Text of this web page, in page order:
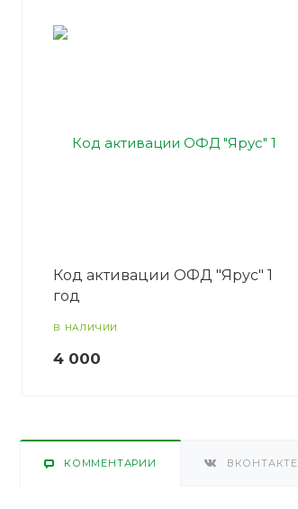
Код активации ОФД "Ярус" 1
год
В НАЛИЧИИ
4 000
КОММЕНТАРИИ ВКОНТАКТЕ